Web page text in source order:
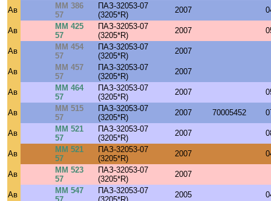
Ав
ММ 386
57
ПАЗ-32053-07
(3205*R)
2007
Ав
ММ 425
57
ПАЗ-32053-07
(3205*R)
2007
Ав
ММ 454
57
ПАЗ-32053-07
(3205*R)
2007
Ав
ММ 457
57
ПАЗ-32053-07
(3205*R)
2007
Ав
ММ 464
57
ПАЗ-32053-07
(3205*R)
2007
Ав
ММ 515
57
ПАЗ-32053-07
(3205*R)
2007 70005452
Ав
ММ 521
57
ПАЗ-32053-07
(3205*R)
2007
Ав
ММ 521
57
ПАЗ-32053-07
(3205*R)
2007
Ав
ММ 523
57
ПАЗ-32053-07
(3205*R)
2007
Ав
ММ 547
57
ПАЗ-32053-07
(3205*R)
2005